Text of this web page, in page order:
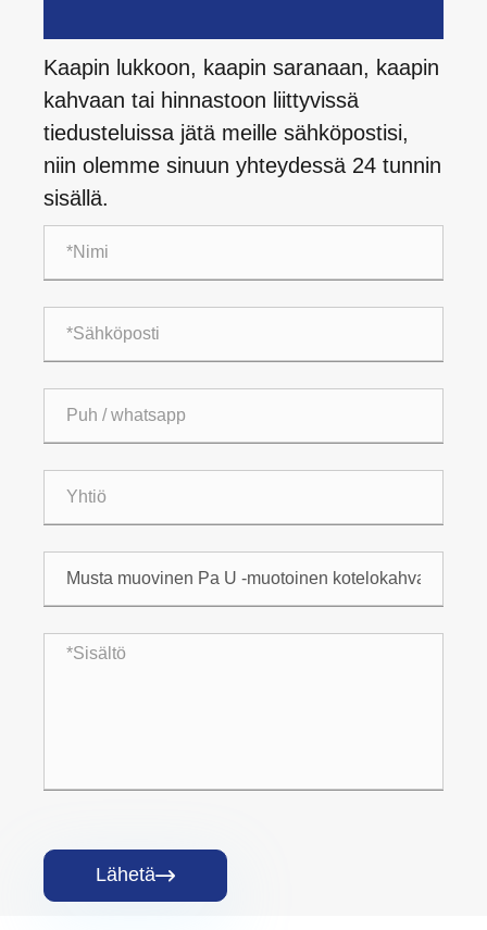
Kaapin lukkoon, kaapin saranaan, kaapin
kahvaan tai hinnastoon liittyvissä
tiedusteluissa jätä meille sähköpostisi,
niin olemme sinuun yhteydessä 24 tunnin
sisällä.
Lähetä